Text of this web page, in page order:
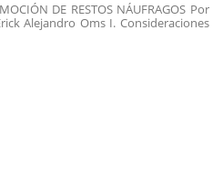
DE RESTOS NÁUFRAGOS Por
Alejandro Oms I. Consideraciones